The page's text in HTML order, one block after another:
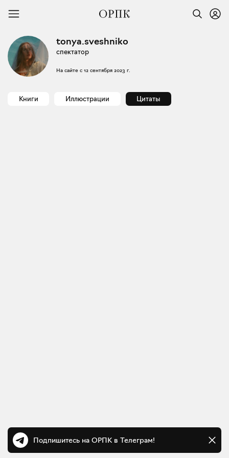
tonya.sveshniko
спектатор
На сайте с 12 сентября 2023 г.
Книги Иллюстрации Цитаты
Подпишитесь на ОРПК в Телеграм!